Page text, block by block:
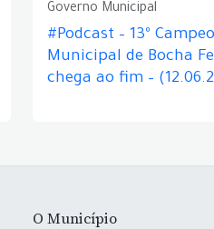
Governo Municipal
#Podcast – 13º
Municipal de Bocha
chega ao fim –
O Município